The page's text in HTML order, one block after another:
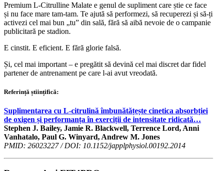
Premium L-Citrulline Malate e genul de supliment care știe ce face
și nu face mare tam-tam. Te ajută să performezi, să recuperezi și să-ți
activezi cel mai bun „tu” din sală, fără să aibă nevoie de o campanie
publicitară pe stadion.
E cinstit. E eficient. E fără glorie falsă.
Și, cel mai important – e pregătit să devină cel mai discret dar fidel
partener de antrenament pe care l-ai avut vreodată.
Referință științifică:
Suplimentarea cu L-citrulină îmbunătățește cinetica absorbției
de oxigen și performanța în exerciții de intensitate ridicată…
Stephen J. Bailey, Jamie R. Blackwell, Terrence Lord, Anni
Vanhatalo, Paul G. Winyard, Andrew M. Jones
PMID: 26023227 / DOI: 10.1152/japplphysiol.00192.2014